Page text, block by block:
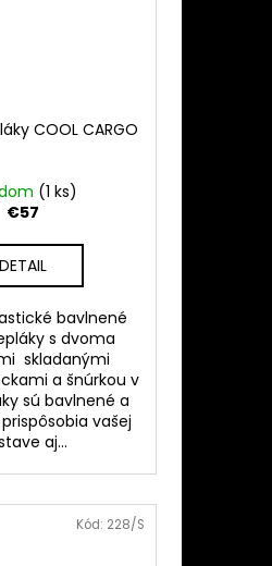
COOL CARGO
(1 ks)
€57
DETAIL
bavlnené
s dvoma
skladanými
a šnúrkou v
sú bavlnené a
vašej
aj...
Kód: 228/S